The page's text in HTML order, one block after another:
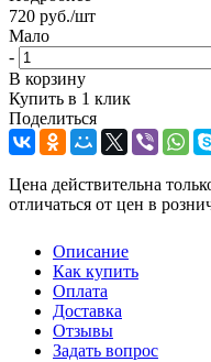
720 руб./шт
Мало
-
В корзину
Купить в 1 клик
Поделиться
Цена действительна
отличаться от цен в
Описание
Как купить
Оплата
Доставка
Отзывы
Задать вопрос